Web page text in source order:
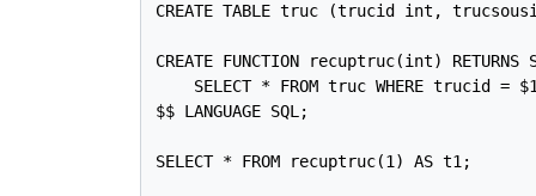
CREATE TABLE truc (trucid int,
CREATE FUNCTION recuptruc(int) RETURNS
SELECT * FROM truc WHERE trucid =
$$ LANGUAGE SQL;
SELECT * FROM recuptruc(1) AS t1;